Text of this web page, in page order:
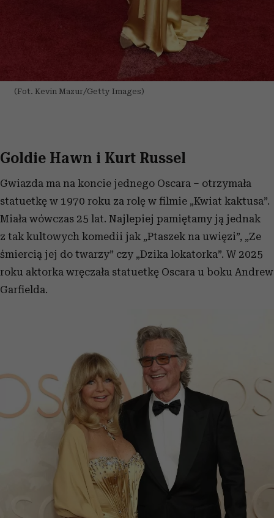
(Fot. Kevin Mazur/Getty Images)
Goldie Hawn i Kurt Russel
Gwiazda ma na koncie jednego Oscara – otrzymała
statuetkę w 1970 roku za rolę w filmie „Kwiat kaktusa”.
Miała wówczas 25 lat. Najlepiej pamiętamy ją jednak
z tak kultowych komedii jak „Ptaszek na uwięzi”, „Ze
śmiercią jej do twarzy” czy „Dzika lokatorka”. W 2025
roku aktorka wręczała statuetkę Oscara u boku Andrew
Garfielda.